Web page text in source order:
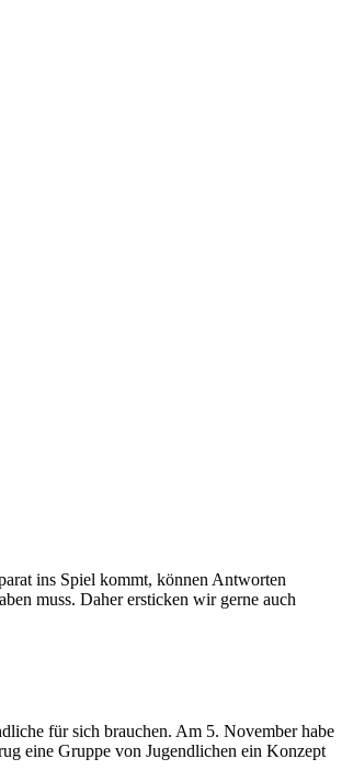
ins Spiel kommt, können Antworten
muss. Daher ersticken wir gerne auch
für sich brauchen. Am 5. November habe
eine Gruppe von Jugendlichen ein Konzept